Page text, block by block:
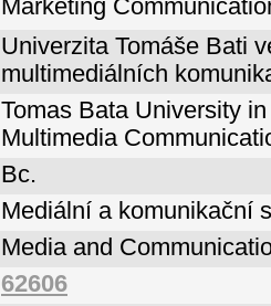
Marketing
Univerzita Tomáše Bati
multimediálních
Tomas Bata University
Multimedia
Bc.
Mediální a komunikační
Media and
62606